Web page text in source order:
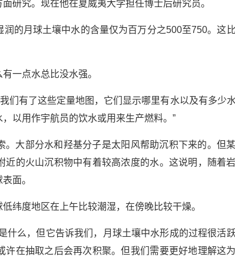
研究。现在他在夏威夷大学担任博士后研究员。
的月球土壤中水的含量仅为百万分之500至750。这
一点水总比没水强。
们有了这些定量地图，它们显示哪里有水以及有多少
以用作宇航员的饮水或用来生产燃料。”
大部分水和羟基分子是太阳风帮助沉积下来的。但
的火山沉积物中有着较高浓度的水。这说明，随着
面。
纬度地区在上午比较潮湿，在傍晚比较干燥。
什么，但它告诉我们，月球土壤中水形成的过程很活
许在抽取之后会再次积聚。但我们需要更好地理解这